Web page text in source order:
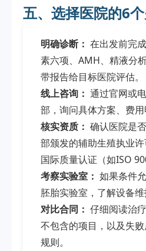
五、选择医院的6
明确诊断： 在出发前完
素六项、AMH、精液分
带报告给目标医院评估。
线上咨询： 通过官网或
部，询问具体方案、费用
核实资质： 确认医院是
部颁发的辅助生殖执业
国际质量认证（如ISO
考察实验室： 如果条件
胚胎实验室，了解设备维
对比合同： 仔细阅读治
不包含的项目，以及失
规则。